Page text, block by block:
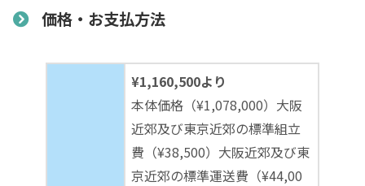
価格・お支払方法
¥1,160,500より
本体価格（¥1,078,000）大阪
近郊及び東京近郊の標準組立
費（¥38,500）大阪近郊及び東
京近郊の標準運送費（¥44,00